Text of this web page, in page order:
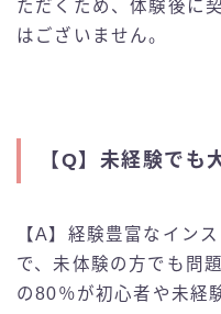
ただくため、体験後に
はございません。
【Q】 未経験でも
【A】経験豊富なイン
で、未体験の方でも問
の80％が初心者や未経